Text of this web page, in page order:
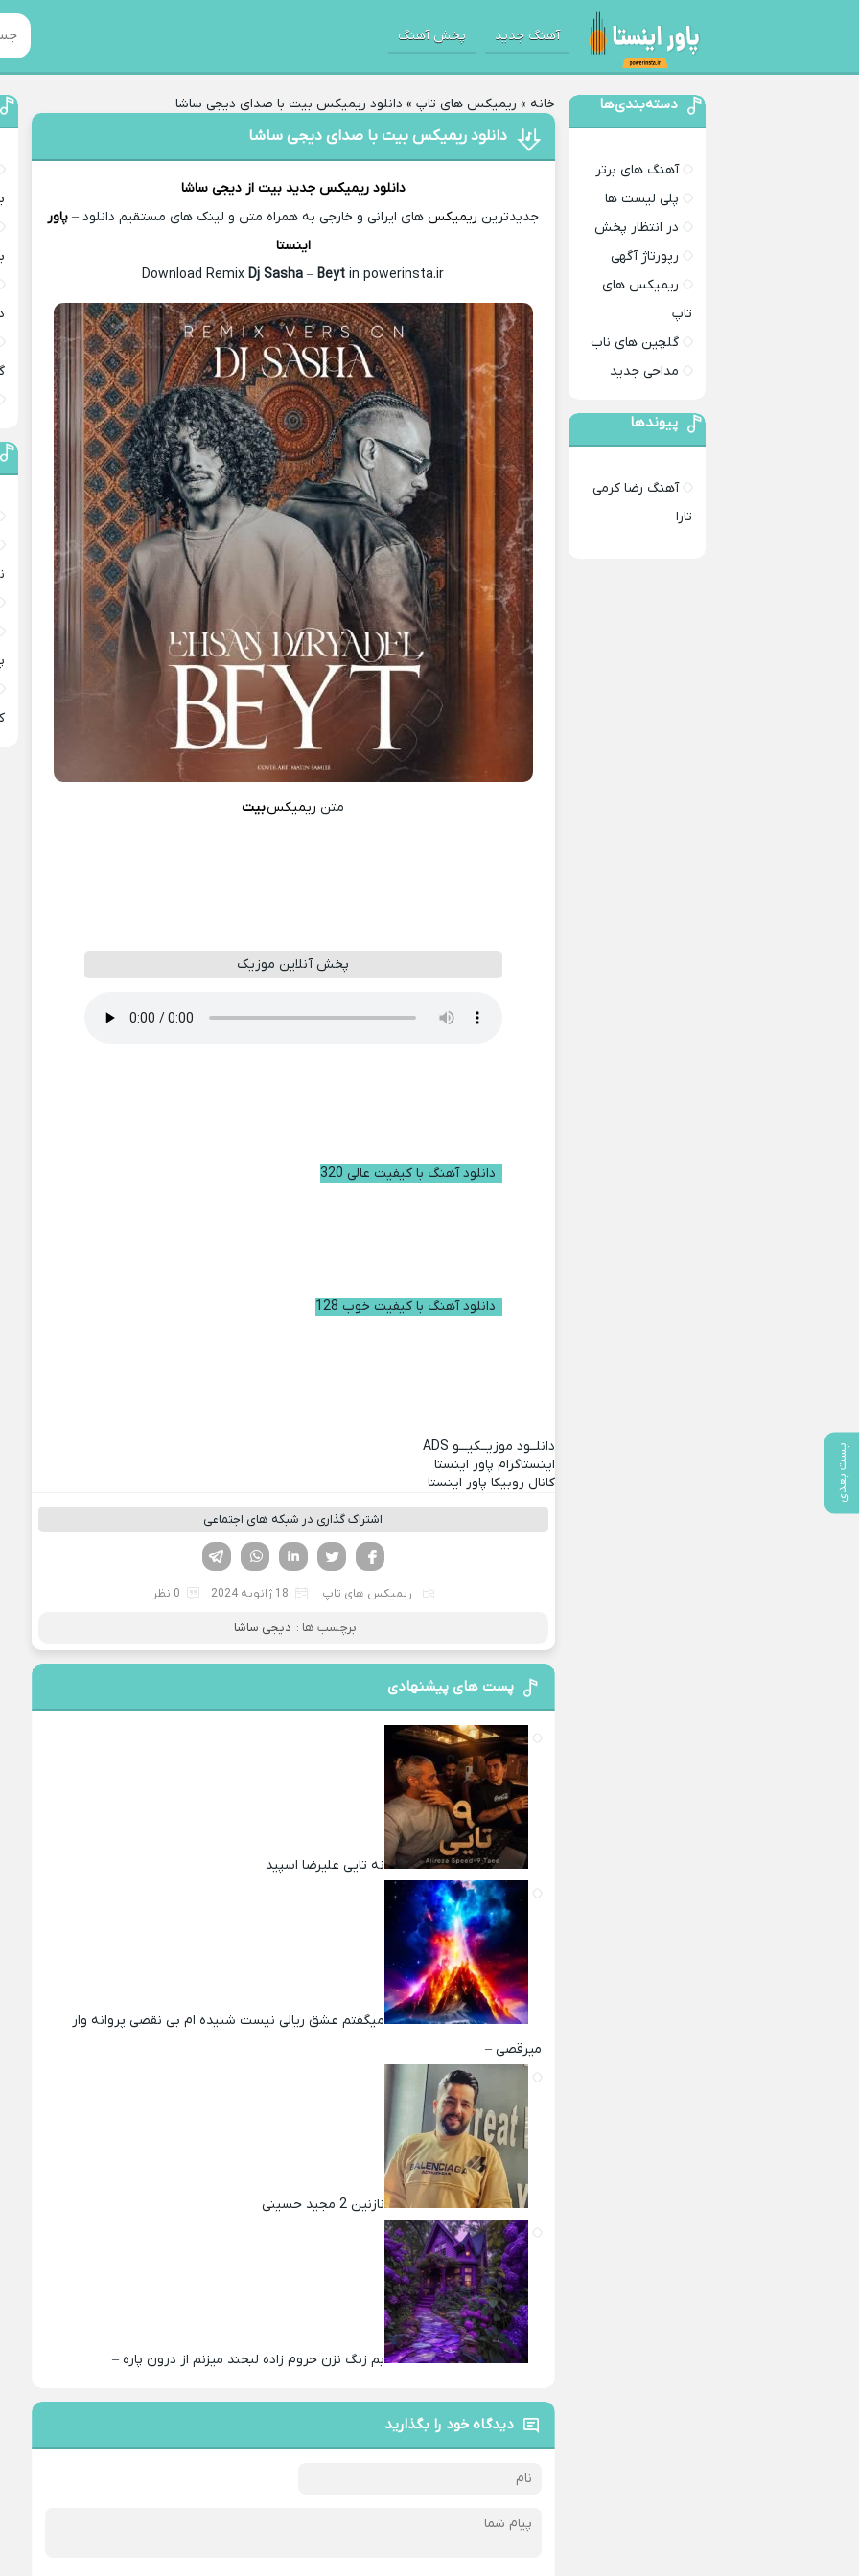
آهنگ جدید پخش آهنگ
خانه » ریمیکس های تاپ » دانلود ریمیکس بیت با صدای دیجی ساشا
پست بعدی
دانلود ریمیکس بیت با صدای دیجی ساشا
دانلود ریمیکس جدید بیت ازدیجی ساشا
جدیدترین ریمیکسهای ایرانی و خارجی به همراه متن و لینک های مستقیم دانلود – پاور
اینستا
Download Remix
Dj Sasha– Beyt in powerinsta.ir
متن ریمیکسبیت
پخش آنلاین موزیک
دانلود آهنگ با کیفیت عالی 320
دانلود آهنگ با کیفیت خوب 128
دانلــود موزیــکیـــو ADS
اینستاگرام پاور اینستا
کانال روبیکا پاور اینستا
اشتراک گذاری در شبکه های اجتماعی
لینکدین تویتر
فیسوک
ریمیکس های تاپ 18 ژانویه 2024 0 نظر
برچسب ها : دیجی ساشا
پست های پیشنهادی
نه تایی علیرضا اسپید
میگفتم عشق ریالی نیست شنیده ام بی نقصی پروانه وار
میرقصی –
نازنین 2 مجید حسینی
بم زنگ نزن حروم زاده لبخند میزنم از درون پاره –
دیدگاه خود را بگذارید
دسته‌بندی‌ها
آهنگ های برتر
پلی لیست ها
در انتظار پخش
رپورتاژ آگهی
ریمیکس های
تاپ
گلچین های ناب
مداحی جدید
پیوندها
آهنگ رضا کرمی
تارا